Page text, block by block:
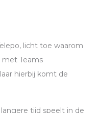
licht toe waarom
met Teams
hierbij komt de
tijd speelt in de